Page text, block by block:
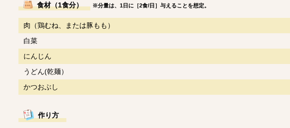
食材（1食分） ※分量は、1日に［2食/日］与えることを想定。
肉（鶏むね、または豚もも）
白菜
にんじん
うどん(乾麺）
かつおぶし
作り方